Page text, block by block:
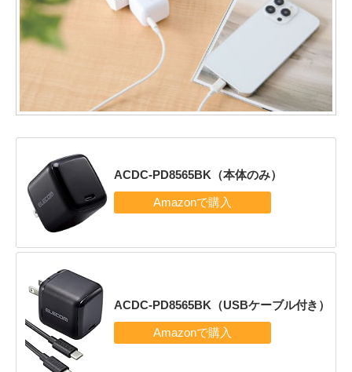
ACDC-PD8565BK（本体のみ）
ACDC-PD8565BK（USBケーブル付き）